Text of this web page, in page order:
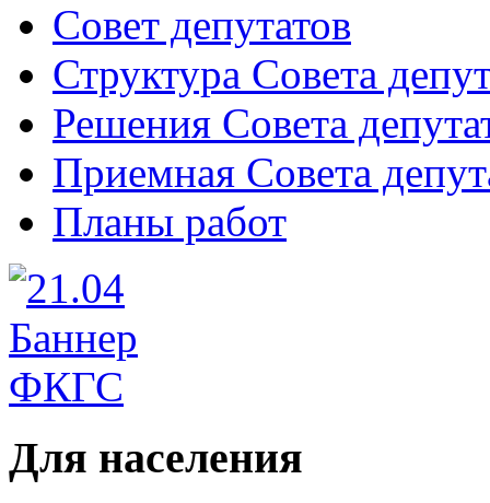
Совет депутатов
Структура Совета
Решения Совета
Приемная Совета
Планы работ
Для населения